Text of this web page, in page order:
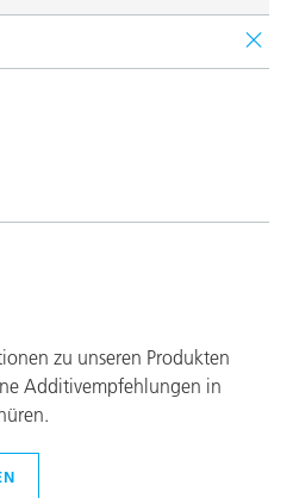
zu unseren Produkten
Additivempfehlungen in